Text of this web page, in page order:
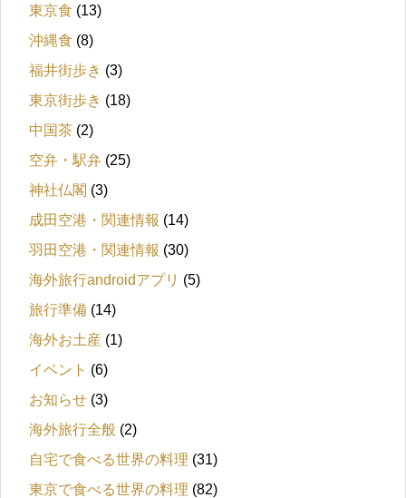
東京食 (13)
沖縄食 (8)
福井街歩き (3)
東京街歩き (18)
中国茶 (2)
空弁・駅弁 (25)
神社仏閣 (3)
成田空港・関連情報 (14)
羽田空港・関連情報 (30)
海外旅行androidアプリ (5)
旅行準備 (14)
海外お土産 (1)
イベント (6)
お知らせ (3)
海外旅行全般 (2)
自宅で食べる世界の料理 (31)
東京で食べる世界の料理 (82)